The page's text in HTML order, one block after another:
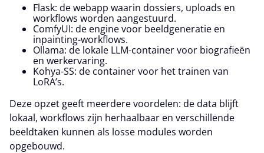
Flask: de webapp waarin dossiers, uploads en
workflows worden aangestuurd.
ComfyUI: de engine voor beeldgeneratie en
inpainting-workflows.
Ollama: de lokale LLM-container voor biografieën
en werkervaring.
Kohya-SS: de container voor het trainen van
LoRA’s.
Deze opzet geeft meerdere voordelen: de data blijft
lokaal, workflows zijn herhaalbaar en verschillende
beeldtaken kunnen als losse modules worden
opgebouwd.